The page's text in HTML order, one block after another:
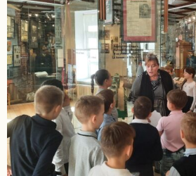
Документы
Контакты